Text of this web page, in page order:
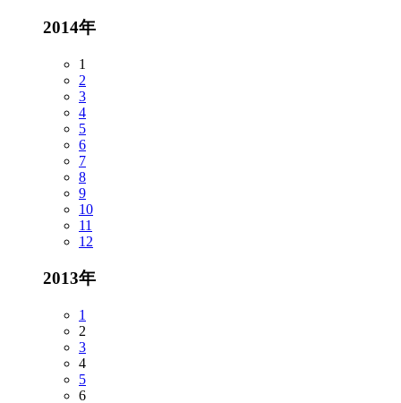
2014年
1
2
3
4
5
6
7
8
9
10
11
12
2013年
1
2
3
4
5
6